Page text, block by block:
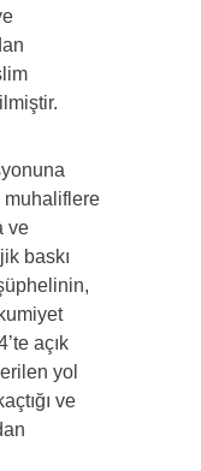
muhaliflere
ve
baskı
açık
yol
ve